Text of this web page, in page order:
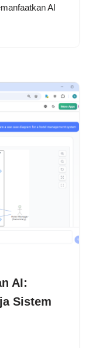
AI
AI:
Sistem